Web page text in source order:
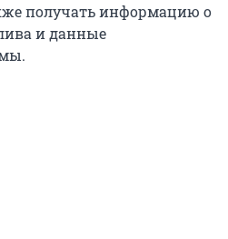
получать информацию о
и данные